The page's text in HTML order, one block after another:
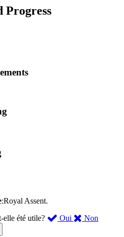
Progress
:Royal Assent.
elle été utile?
Oui ,
Non